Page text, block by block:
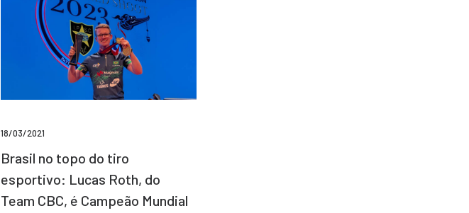
18/03/2021
Brasil no topo do tiro
esportivo: Lucas Roth, do
Team CBC, é Campeão Mundial